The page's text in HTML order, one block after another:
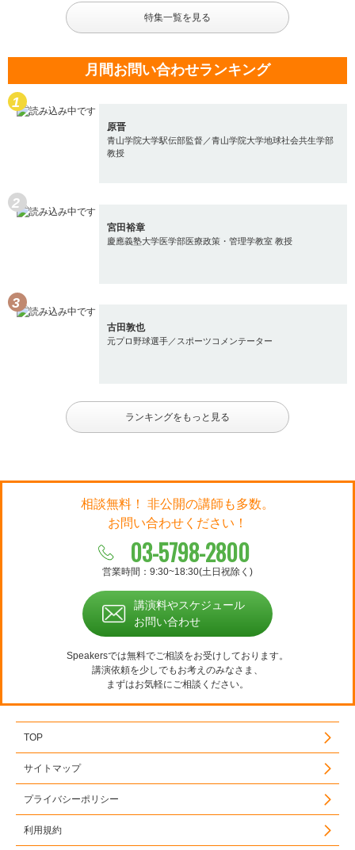
特集一覧を見る
月間お問い合わせランキング
原晋
青山学院大学駅伝部監督／青山学院大学地球社会共生学部
教授
宮田裕章
慶應義塾大学医学部医療政策・管理学教室 教授
古田敦也
元プロ野球選手／スポーツコメンテーター
ランキングをもっと見る
相談無料！ 非公開の講師も多数。
お問い合わせください！
03-5798-2800
営業時間：9:30~18:30(土日祝除く)
講演料やスケジュール
お問い合わせ
Speakersでは無料でご相談をお受けしております。
講演依頼を少しでもお考えのみなさま、
まずはお気軽にご相談ください。
TOP
サイトマップ
プライバシーポリシー
利用規約